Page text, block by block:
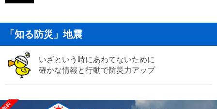
「知る防災」地震
いざという時にあわてないために
確かな情報と行動で防災力アップ